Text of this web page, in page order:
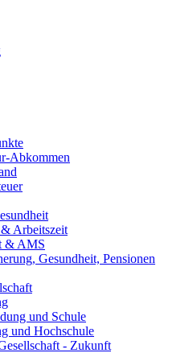
Abkommen
Arbeitszeit
& AMS
Gesundheit, Pensionen
und Schule
und Hochschule
- Zukunft